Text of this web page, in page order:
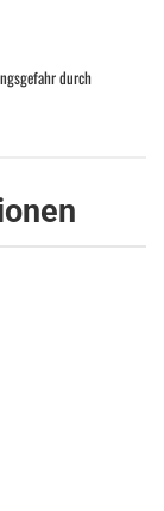
durch